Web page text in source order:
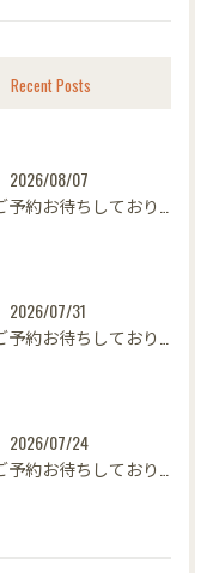
Recent Posts
2026/08/07
2026/07/31
2026/07/24